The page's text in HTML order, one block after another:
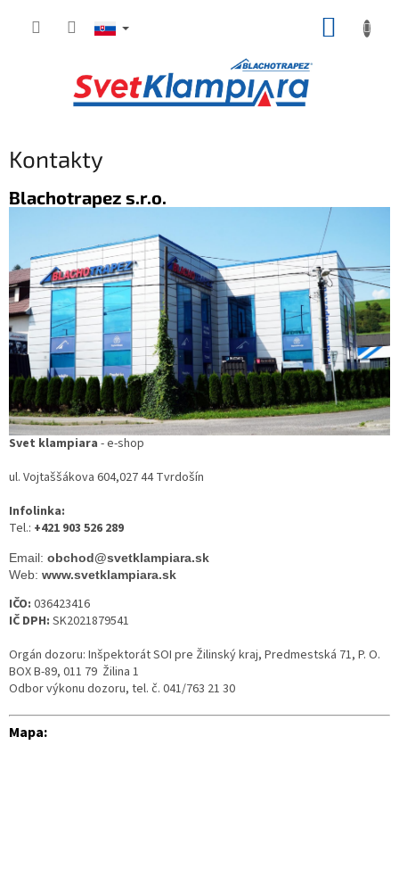
Kontakty
Blachotrapez s.r.o.
Svet klampiara - e-shop
ul. Vojtaššákova 604,027 44 Tvrdošín
Infolinka:
Tel.: +421 903 526 289
Email: obchod@svetklampiara.sk
Web: www.svetklampiara.sk
IČO: 036423416
IČ DPH: SK2021879541
Orgán dozoru: Inšpektorát SOI pre Žilinský kraj, Predmestská 71, P. O.
BOX B-89, 011 79 Žilina 1
Odbor výkonu dozoru, tel. č. 041/763 21 30
Mapa: